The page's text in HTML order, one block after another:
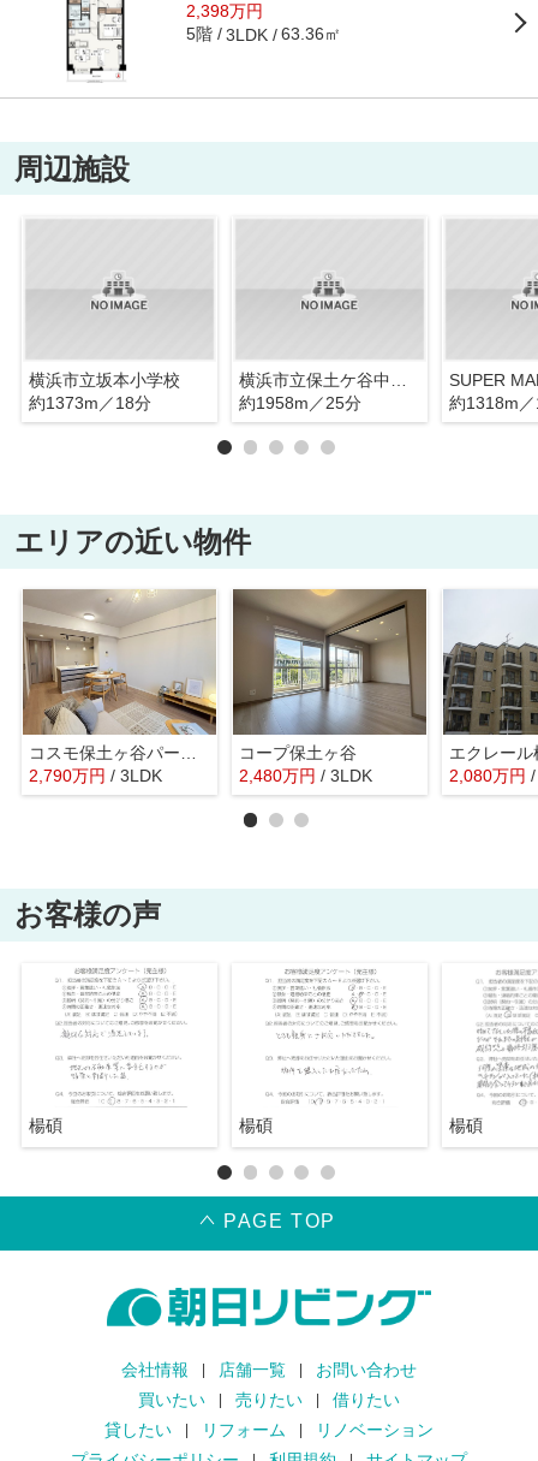
2,398万円
5階 3LDK 63.36㎡
周辺施設
横浜市立坂本小学校
約1373m／18分
約1958m／25分
約1318m
エリアの近い物件
2,790万円 / 3LDK
コープ保土ヶ谷
2,480万円 / 3LDK
エクレー
2,080万円
お客様の声
楊碩 楊碩 楊碩
PAGE TOP
会社情報 店舗一覧
お問い合わせ
買いたい
売りたい
借りたい
貸したい
リフォーム
リノベーション